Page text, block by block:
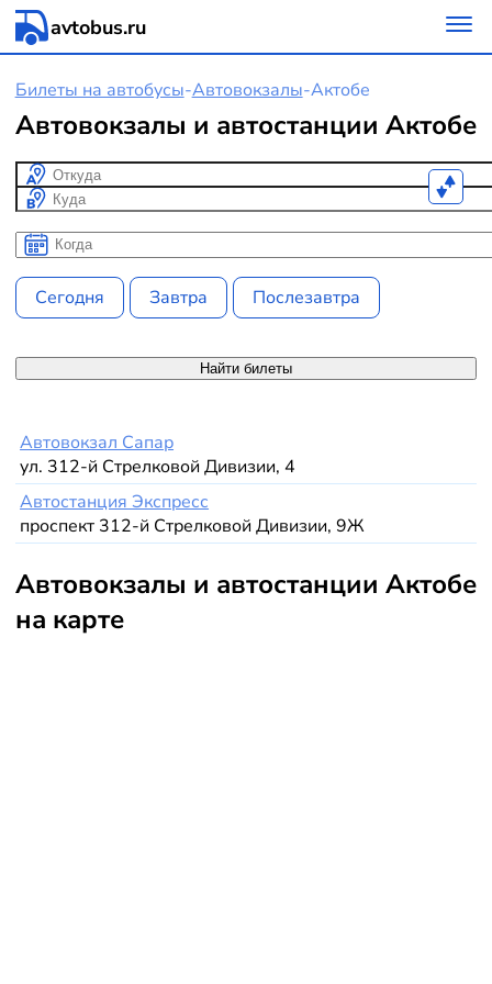
avtobus.ru
Билеты на автобусы-Автовокзалы-Актобе
Автовокзалы и автостанции Актобе
Откуда
Куда
Когда
Когда
Сегодня Завтра Послезавтра
Найти билеты
Автовокзал Сапар
ул. 312-й Стрелковой Дивизии, 4
Автостанция Экспресс
проспект 312-й Стрелковой Дивизии, 9Ж
Автовокзалы и автостанции Актобе
на карте